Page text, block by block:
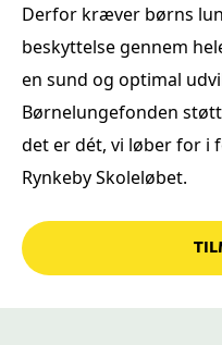
Derfor kræver børns
beskyttelse gennem
en sund og optimal
Børnelungefonden
det er dét, vi løber for i
Rynkeby Skoleløbet.